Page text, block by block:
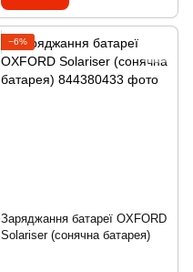
−6%
Заряджання батареї OXFORD
Solariser (сонячна батарея)